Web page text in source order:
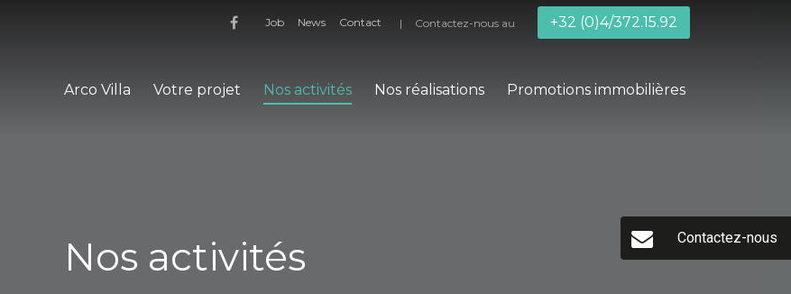
Arco Villa Votre projet Nos activités Nos réalisations Promotions immobilières
Job News Contact Contactez-nous au +32 (0)4/372.15.92
Nos activités Contactez-nous